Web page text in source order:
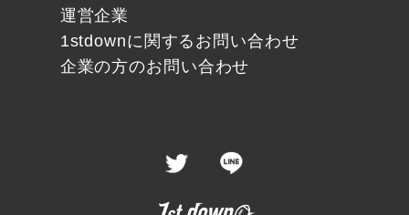
運営企業
1stdownに関する お問い合わせ
企業の方のお問い合わせ